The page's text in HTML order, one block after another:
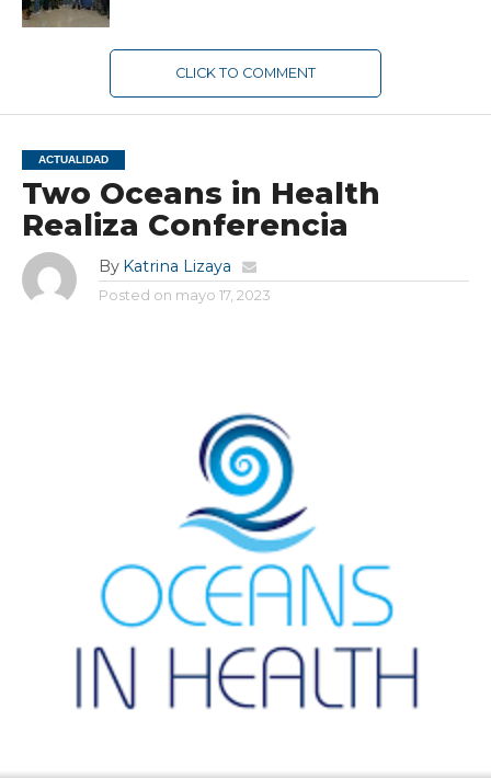
CLICK TO COMMENT
ACTUALIDAD
Two Oceans in Health
Realiza Conferencia
By Katrina Lizaya
Posted on mayo 17, 2023